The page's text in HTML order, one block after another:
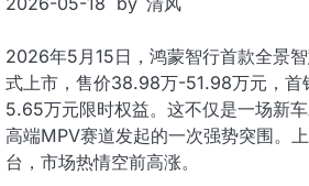
2026年5月15日，鸿蒙智行首款全景
式上市，售价38.98万-51.98万元，首
5.65万元限时权益。这不仅是一场新
高端MPV赛道发起的一次强势突围。
台，市场热情空前高涨。